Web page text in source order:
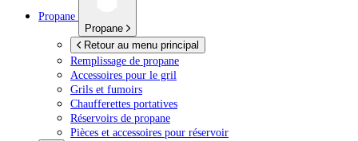
Propane
Propane
Retour au menu principal
Remplissage de propane
Accessoires pour le gril
Grils et fumoirs
Chaufferettes portatives
Réservoirs de propane
Pièces et accessoires pour réservoir